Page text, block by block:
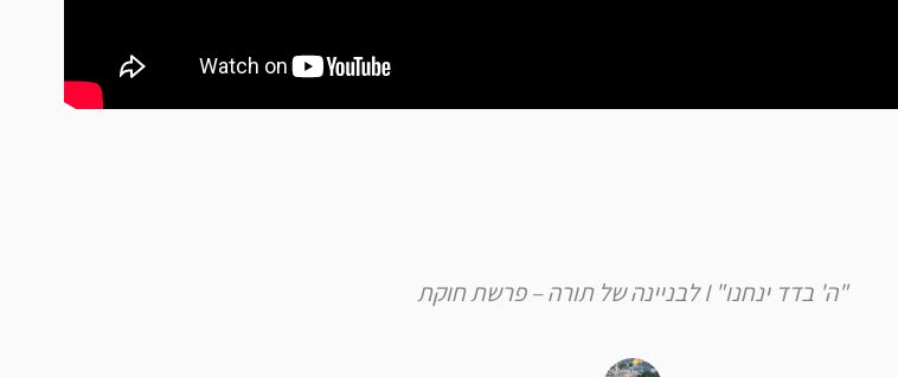
"ה' בדד ינחנו" I לבניינה של תורה – פרשת חוקת